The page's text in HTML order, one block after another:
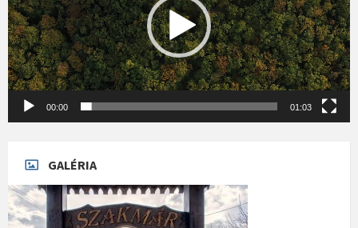
00:00 01:03
GALÉRIA